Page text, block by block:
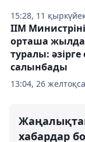
15:28, 11
13:04, 26
ІІМ
орташа
туралы:
салынбады
хабардар